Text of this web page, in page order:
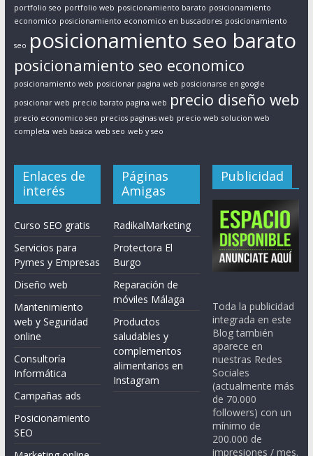
portfolio seo portfolio web posicionamiento barato posicionamiento
economico posicionamiento economico en buscadores posicionamiento
seo posicionamiento seo barato
posicionamiento seo economico
posicionamiento web posicionar pagina web posicionarse en google
posicionar web precio barato pagina web precio diseño web
precio economico seo precios paginas web precio web solucion web
completa web basica web seo web y seo
Enlaces de
interés
Curso SEO gratis
Servicios para
Pymes y Empresas
Diseño web
Mantenimiento
web y Seguridad
online
Consultoría
Informática
Campañas ads
Posicionamiento
SEO
Páginas
Amigas
RadikalMarketing
Protectora El
Burgo
Reparación de
móviles Málaga
Productos
saludables y
complementos
alimentarios en
Instagram
Publicidad
Toda la publicidad
integrada en este
Blog también
aparece en
nuestras Redes
Sociales
(actualmente más
de 70.000
followers) con un
mínimo de
200.000 de
impresiones / mes.